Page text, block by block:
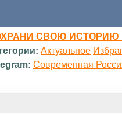
СВОЮ ИСТОРИЮ
Актуальное
Современная